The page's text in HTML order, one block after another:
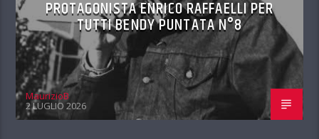
PROTAGONISTA ENRICO RAFFAELLI PER
TUTTI BENDY PUNTATA N°8
MaurizioB
2 LUGLIO 2026